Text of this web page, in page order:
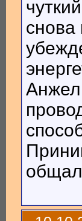
снова